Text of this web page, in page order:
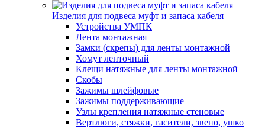
Изделия для подвеса муфт и запаса кабеля
Устройства УМПК
Лента монтажная
Замки (скрепы) для ленты монтажной
Хомут ленточный
Клещи натяжные для ленты монтажной
Скобы
Зажимы шлейфовые
Зажимы поддерживающие
Узлы крепления натяжные стеновые
Вертлюги, стяжки, гасители, звено, ушко